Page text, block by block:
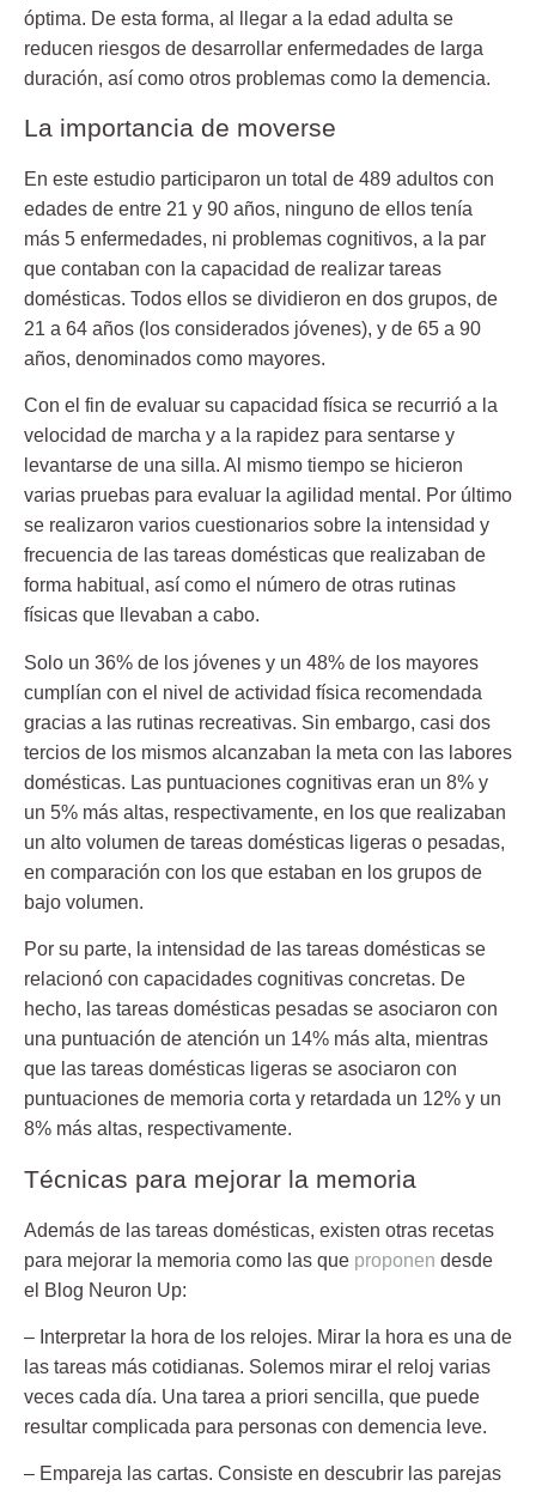
óptima. De esta forma, al llegar a la edad adulta se
reducen riesgos de desarrollar enfermedades de larga
duración, así como otros problemas como la demencia.
La importancia de moverse
En este estudio participaron un total de 489 adultos con
edades de entre 21 y 90 años, ninguno de ellos tenía
más 5 enfermedades, ni problemas cognitivos, a la par
que contaban con la capacidad de realizar tareas
domésticas. Todos ellos se dividieron en dos grupos, de
21 a 64 años (los considerados jóvenes), y de 65 a 90
años, denominados como mayores.
Con el fin de evaluar su capacidad física se recurrió a la
velocidad de marcha y a la rapidez para sentarse y
levantarse de una silla. Al mismo tiempo se hicieron
varias pruebas para evaluar la agilidad mental. Por último
se realizaron varios cuestionarios sobre la intensidad y
frecuencia de las tareas domésticas que realizaban de
forma habitual, así como el número de otras rutinas
físicas que llevaban a cabo.
Solo un 36% de los jóvenes y un 48% de los mayores
cumplían con el nivel de actividad física recomendada
gracias a las rutinas recreativas. Sin embargo, casi dos
tercios de los mismos alcanzaban la meta con las labores
domésticas. Las puntuaciones cognitivas eran un 8% y
un 5% más altas, respectivamente, en los que realizaban
un alto volumen de tareas domésticas ligeras o pesadas,
en comparación con los que estaban en los grupos de
bajo volumen.
Por su parte, la intensidad de las tareas domésticas se
relacionó con capacidades cognitivas concretas. De
hecho, las tareas domésticas pesadas se asociaron con
una puntuación de atención un 14% más alta, mientras
que las tareas domésticas ligeras se asociaron con
puntuaciones de memoria corta y retardada un 12% y un
8% más altas, respectivamente.
Técnicas para mejorar la memoria
Además de las tareas domésticas, existen otras recetas
para mejorar la memoria como las que proponen desde
el Blog Neuron Up:
– Interpretar la hora de los relojes. Mirar la hora es una de
las tareas más cotidianas. Solemos mirar el reloj varias
veces cada día. Una tarea a priori sencilla, que puede
resultar complicada para personas con demencia leve.
– Empareja las cartas. Consiste en descubrir las parejas